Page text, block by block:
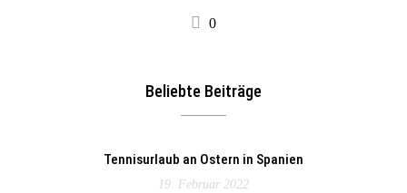
0
Beliebte Beiträge
Tennisurlaub an Ostern in Spanien
19. Februar 2022